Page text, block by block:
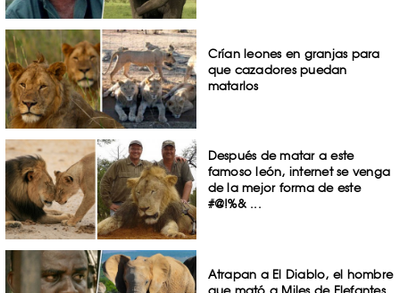
Crían leones en granjas para
que cazadores puedan
matarlos
Después de matar a este
famoso león, internet se venga
de la mejor forma de este
#@!%& ...
Atrapan a El Diablo, el hombre